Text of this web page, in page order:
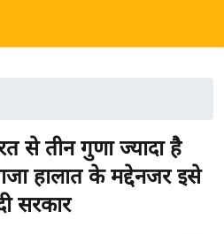
से तीन गुणा ज्यादा है
हालात के मद्देनजर इसे
सरकार